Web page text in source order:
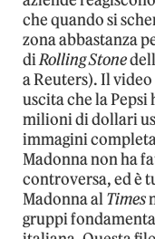
che quando si
zona abbastanza
diRolling Stone
a Reuters). Il
uscita che la Pepsi
milioni di dollari
immagini
Madonna non ha
controversa, ed è
Madonna alTimes
gruppi